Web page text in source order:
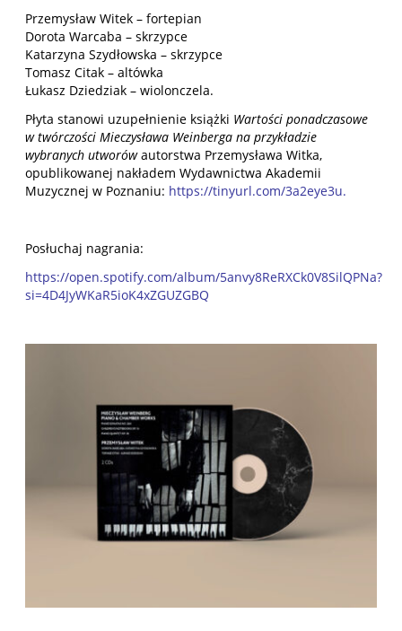
Przemysław Witek – fortepian
Dorota Warcaba – skrzypce
Katarzyna Szydłowska – skrzypce
Tomasz Citak – altówka
Łukasz Dziedziak – wiolonczela.
Płyta stanowi uzupełnienie książki Wartości ponadczasowe
w twórczości Mieczysława Weinberga na przykładzie
wybranych utworówautorstwa Przemysława Witka,
opublikowanej nakładem Wydawnictwa Akademii
Muzycznej w Poznaniu: https://tinyurl.com/3a2eye3u.
Posłuchaj nagrania:
https://open.spotify.com/album/5anvy8ReRXCk0V8SilQPNa?
si=4D4JyWKaR5ioK4xZGUZGBQ